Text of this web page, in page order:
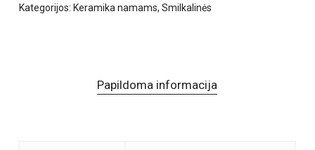
Kategorijos: Keramika namams, Smilkalinės
Papildoma informacija